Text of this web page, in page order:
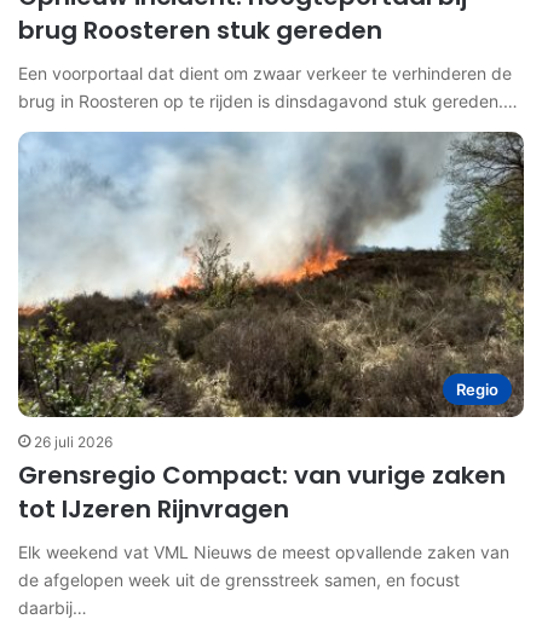
brug Roosteren stuk gereden
Een voorportaal dat dient om zwaar verkeer te verhinderen de
brug in Roosteren op te rijden is dinsdagavond stuk gereden.…
Regio
26 juli 2026
Grensregio Compact: van vurige zaken
tot IJzeren Rijnvragen
Elk weekend vat VML Nieuws de meest opvallende zaken van
de afgelopen week uit de grensstreek samen, en focust
daarbij…